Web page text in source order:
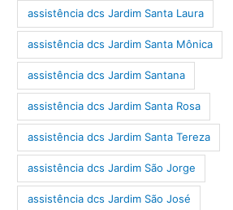
assistência dcs Jardim Santa Laura
assistência dcs Jardim Santa Mônica
assistência dcs Jardim Santana
assistência dcs Jardim Santa Rosa
assistência dcs Jardim Santa Tereza
assistência dcs Jardim São Jorge
assistência dcs Jardim São José